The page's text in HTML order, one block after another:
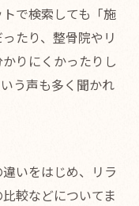
で検索しても「施
たり、整骨院やリ
りにくかったりし
う声も多く聞かれ
いをはじめ、リラ
較などについてま